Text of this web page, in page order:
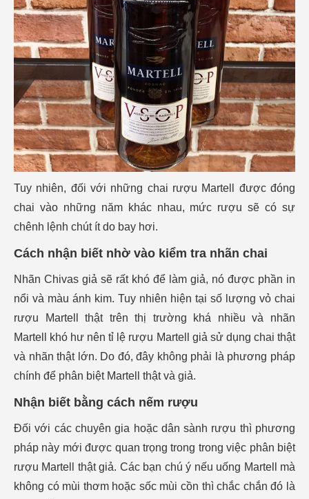
Tuy nhiên, đối với những chai rượu Martell được đóng
chai vào những năm khác nhau, mức rượu sẽ có sự
chênh lệnh chút ít do bay hơi.
Cách nhận biết nhờ vào kiểm tra nhãn chai
Nhãn Chivas giả sẽ rất khó để làm giả, nó được phần in
nổi và màu ánh kim. Tuy nhiên hiện tại số lượng vỏ chai
rượu Martell thật trên thị trường khá nhiều và nhãn
Martell khó hư nên tỉ lệ rượu Martell giả sử dụng chai thật
và nhãn thật lớn. Do đó, đây không phải là phương pháp
chính để phân biệt Martell thật và giả.
Nhận biết bằng cách nếm rượu
Đối với các chuyên gia hoặc dân sành rượu thì phương
pháp này mới được quan trọng trong trong việc phân biệt
rượu Martell thật giả. Các bạn chú ý nếu uống Martell mà
không có mùi thơm hoặc sốc mùi cồn thì chắc chắn đó là